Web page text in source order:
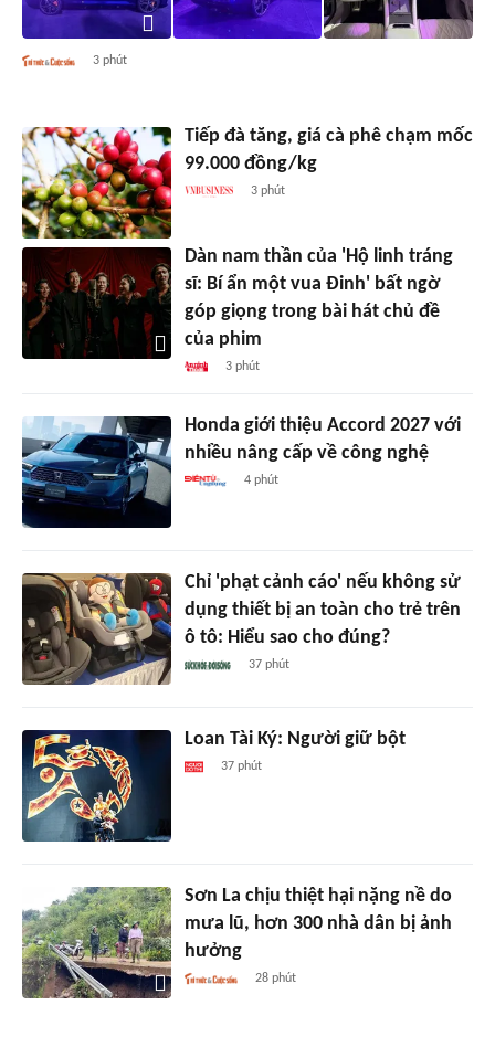
3 phút
Tiếp đà tăng, giá cà phê chạm mốc
99.000 đồng/kg
3 phút
Dàn nam thần của 'Hộ linh tráng
sĩ: Bí ẩn một vua Đinh' bất ngờ
góp giọng trong bài hát chủ đề
của phim
3 phút
Honda giới thiệu Accord 2027 với
nhiều nâng cấp về công nghệ
4 phút
Chỉ 'phạt cảnh cáo' nếu không sử
dụng thiết bị an toàn cho trẻ trên
ô tô: Hiểu sao cho đúng?
37 phút
Loan Tài Ký: Người giữ bột
37 phút
Sơn La chịu thiệt hại nặng nề do
mưa lũ, hơn 300 nhà dân bị ảnh
hưởng
28 phút